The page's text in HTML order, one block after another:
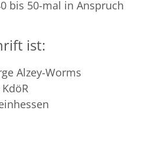
bis 50-mal in Anspruch
ist:
Alzey-Worms